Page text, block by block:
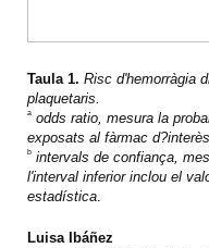
Taula 1. Risc d'hemorràgia
plaquetaris.
a odds ratio, mesura la
exposats al fàrmac
b intervals de confiança,
l'interval inferior inclou el
estadística.
Luisa Ibáñez